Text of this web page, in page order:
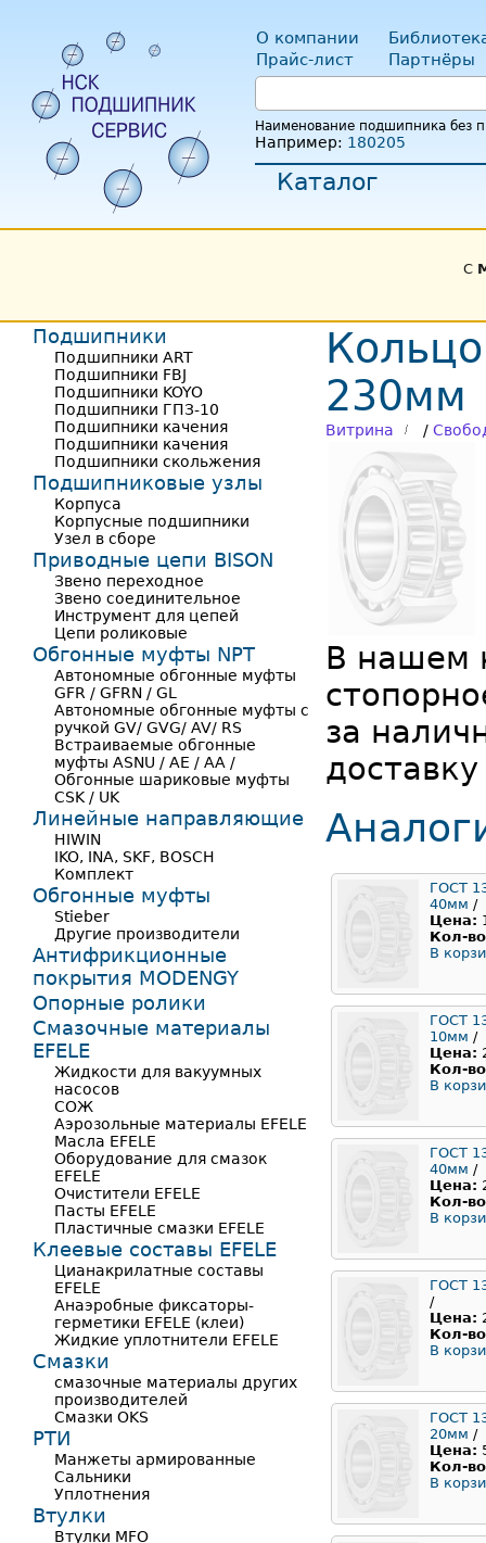
О компании
Прайс-лист
Партнёры
Наименование подшипника без
Например: 180205
Каталог
С
230мм
Витрина /
В нашем
за
ГОСТ
40мм /
Цена:
Кол-
В
ГОСТ
10мм /
Цена:
Кол-
В
ГОСТ
40мм /
Цена:
Кол-
В
ГОСТ
/
Цена:
Кол-
В
ГОСТ
20мм /
Цена:
Кол-
В
Подшипники
Подшипники ART
Подшипники FBJ
Подшипники KOYO
Подшипники ГПЗ-10
Подшипники качения
Подшипники качения
Подшипники скольжения
Подшипниковые узлы
Корпуса
Корпусные подшипники
Узел в сборе
Приводные цепи BISON
Звено переходное
Звено соединительное
Инструмент для цепей
Цепи роликовые
Обгонные муфты NPT
Автономные обгонные муфты
GFR / GFRN / GL
Автономные обгонные муфты с
ручкой GV/ GVG/ AV/ RS
Встраиваемые обгонные
муфты ASNU / AE / AA /
Обгонные шариковые муфты
CSK / UK
Линейные направляющие
HIWIN
IKO, INA, SKF, BOSCH
Комплект
Обгонные муфты
Stieber
Другие производители
Антифрикционные
покрытия MODENGY
Опорные ролики
Смазочные материалы
EFELE
Жидкости для вакуумных
насосов
СОЖ
Аэрозольные материалы EFELE
Масла EFELE
Оборудование для смазок
EFELE
Очистители EFELE
Пасты EFELE
Пластичные смазки EFELE
Клеевые составы EFELE
Цианакрилатные составы
EFELE
Анаэробные фиксаторы-
герметики EFELE (клеи)
Жидкие уплотнители EFELE
Смазки
смазочные материалы других
производителей
Смазки OKS
РТИ
Манжеты армированные
Сальники
Уплотнения
Втулки
Втулки MFO